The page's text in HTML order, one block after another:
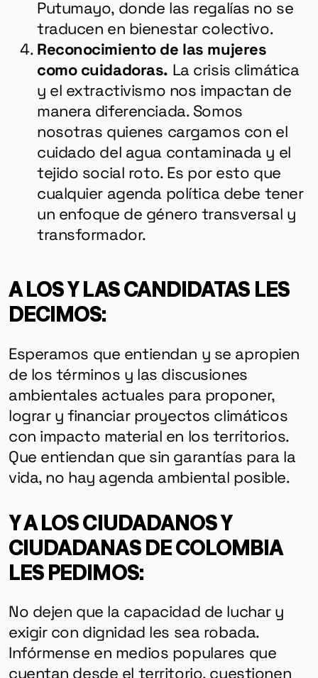
GÉNERO
DERECHOS HUMANOS
SALUD MENTAL
Putumayo, donde las regalías no se
traducen en bienestar colectivo.
Reconocimiento de las mujeres
como cuidadoras. La crisis climática
y el extractivismo nos impactan de
manera diferenciada. Somos
nosotras quienes cargamos con el
cuidado del agua contaminada y el
tejido social roto. Es por esto que
cualquier agenda política debe tener
un enfoque de género transversal y
transformador.
A LOS Y LAS CANDIDATAS LES
DECIMOS:
Esperamos que entiendan y se apropien
de los términos y las discusiones
ambientales actuales para proponer,
lograr y financiar proyectos climáticos
con impacto material en los territorios.
Que entiendan que sin garantías para la
vida, no hay agenda ambiental posible.
Y A LOS CIUDADANOS Y
CIUDADANAS DE COLOMBIA
LES PEDIMOS:
No dejen que la capacidad de luchar y
exigir con dignidad les sea robada.
Infórmense en medios populares que
cuentan desde el territorio, cuestionen